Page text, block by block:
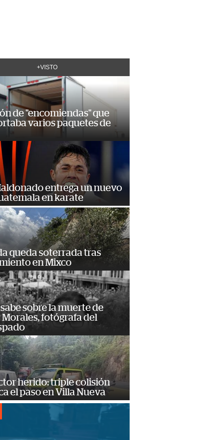
+VISTO
de "encomiendas" que
varios paquetes de
entrega un nuevo
en karate
queda soterrada tras
en Mixco
sobre la muerte de
fotógrafa del
herido: triple colisión
el paso en Villa Nueva